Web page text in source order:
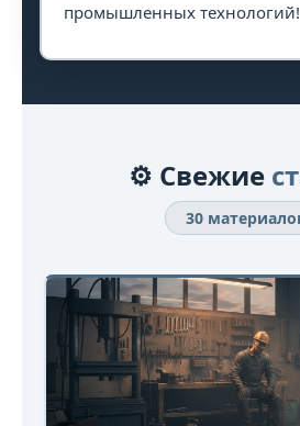
промышленных технологий!
⚙️ Свежие
30